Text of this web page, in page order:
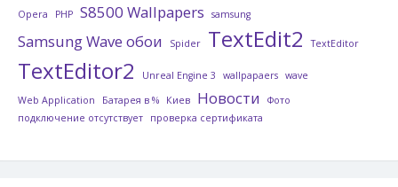
Opera
PHP S8500 Wallpapers samsung
Samsung Wave обои Spider TextEdit2 TextEditor
TextEditor2 Unreal Engine 3 wallpapaers wave
Web Application
Батарея в % Киев Новости
Фото
подключение отсутствует
проверка сертификата